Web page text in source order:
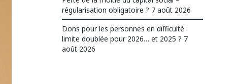
régularisation obligatoire ? 7 août 2026
Dons pour les personnes en difficulté :
limite doublée pour 2026… et 2025 ? 7
août 2026